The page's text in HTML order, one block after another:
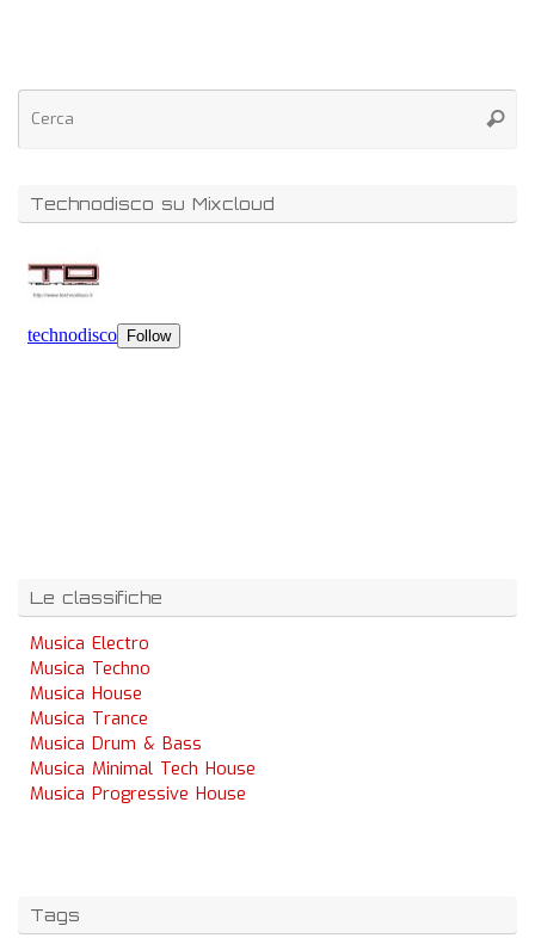
Technodisco su Mixcloud
Le classifiche
Musica Electro
Musica Techno
Musica House
Musica Trance
Musica Drum & Bass
Musica Minimal Tech House
Musica Progressive House
Tags